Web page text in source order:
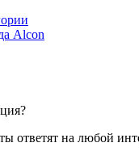
Alcon
ответят на любой